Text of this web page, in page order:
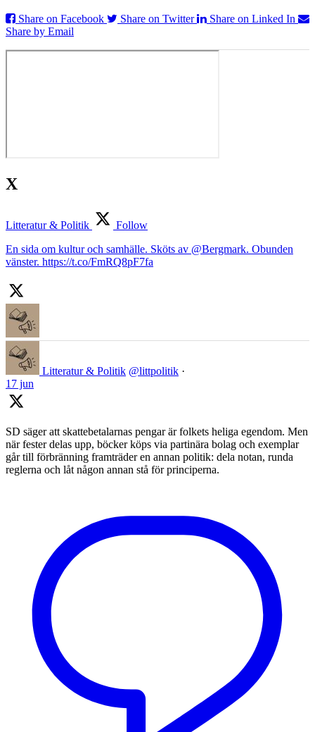
Share on Facebook
Share on Twitter
Share on Linked In
Share by Email
X
Litteratur & Politik
Follow
En sida om kultur och samhälle. Sköts av @Bergmark. Obunden
vänster. https://t.co/FmRQ8pF7fa
Litteratur & Politik @littpolitik ·
17 jun
SD säger att skattebetalarnas pengar är folkets heliga egendom. Men
när fester delas upp, böcker köps via partinära bolag och exemplar
går till förbränning framträder en annan politik: dela notan, runda
reglerna och låt någon annan stå för principerna.